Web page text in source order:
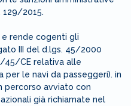
129/2015.
rende cogenti gli
III del d.lgs. 45/2000
45/CE relativa alle
per le navi da passeggeri). in
percorso avviato con
già richiamate nel